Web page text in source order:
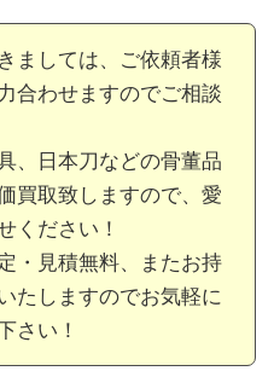
ましては、ご依頼者様
合わせますのでご相談
、日本刀などの骨董品
買取致しますので、愛
ください！
・見積無料、またお持
たしますのでお気軽に
さい！